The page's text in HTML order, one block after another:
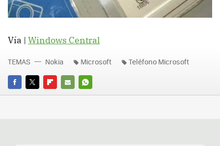
Vía | Windows Central
FACEBOOK
TWITTERFLIPBOARD
E-
WHATSAPP
TEMAS Nokia Microsoft Teléfono Microsoft